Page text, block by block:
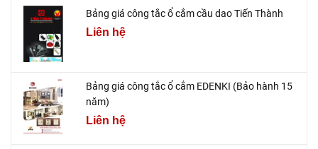
Bảng giá công tắc ổ cắm cầu dao Tiến Thành
Liên hệ
Bảng giá công tắc ổ cắm EDENKI (Bảo hành 15
năm)
Liên hệ